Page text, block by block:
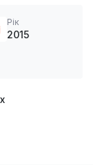
Рік
2015